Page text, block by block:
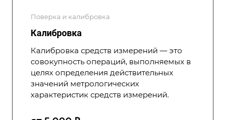
Поверка и калибровка
Калибровка
Калибровка средств измерений — это
совокупность операций, выполняемых в
целях определения действительных
значений метрологических
характеристик средств измерений.